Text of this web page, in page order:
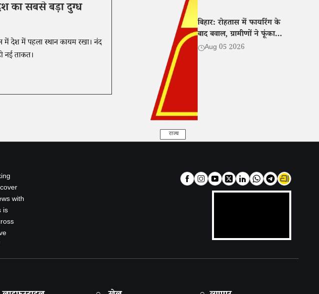
का सबसे बड़ा दुग्ध
देश में पहला स्थान कायम रखा। नंद
नई ताकत।
राज्य
बिहार: रोहतास में फायरिंग के
बाद बवाल, ग्रामीणों ने फूंका
आरोपी का घर
Aug 05 2026
with
is